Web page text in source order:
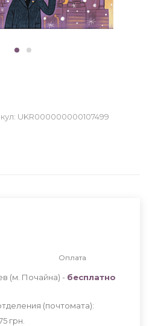
UKR000000000107499
Оплата
(м. Почайна) - бесплатно
(почтомата):
грн